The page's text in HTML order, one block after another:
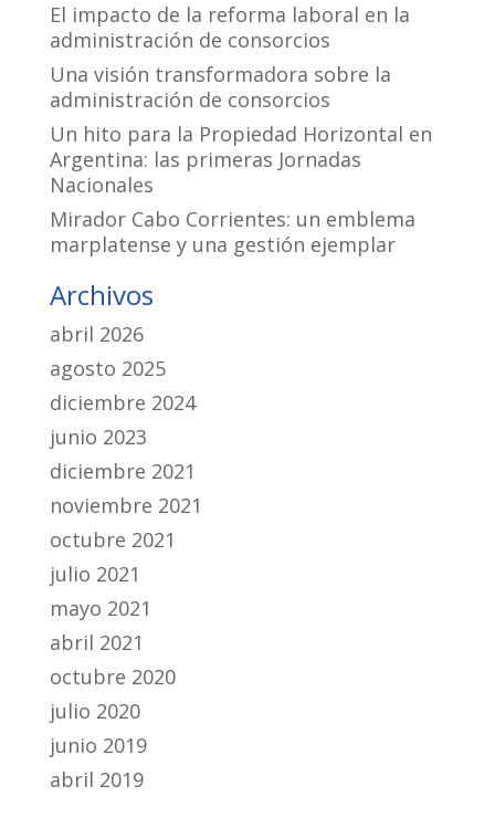
El impacto de la reforma laboral en la
administración de consorcios
Una visión transformadora sobre la
administración de consorcios
Un hito para la Propiedad Horizontal en
Argentina: las primeras Jornadas
Nacionales
Mirador Cabo Corrientes: un emblema
marplatense y una gestión ejemplar
Archivos
abril 2026
agosto 2025
diciembre 2024
junio 2023
diciembre 2021
noviembre 2021
octubre 2021
julio 2021
mayo 2021
abril 2021
octubre 2020
julio 2020
junio 2019
abril 2019